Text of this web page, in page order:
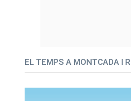
EL TEMPS A MONTCADA I